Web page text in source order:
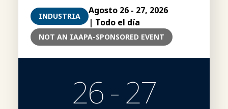
INDUSTRIA
Agosto 26 - 27, 2026
| Todo el día
NOT AN IAAPA-SPONSORED EVENT
26 - 27